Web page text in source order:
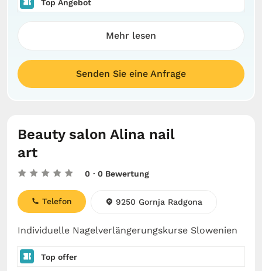
Top Angebot
Mehr lesen
Senden Sie eine Anfrage
Beauty salon Alina nail
art
0 · 0 Bewertung
Individuelle Nagelverlängerungskurse Slowenien
Telefon 9250 Gornja Radgona
Top offer